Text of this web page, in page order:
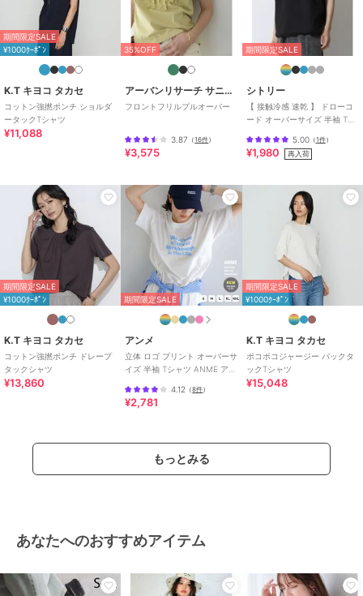
ショップ ケティ
商品カテゴリ トップス ／Tシャツ・カットソ
ー
性別タイプ
レディース
トップス ／Tシャツ・カットソ
ー
カラー
ールグレー
素材
綿100％
商品のお取り扱い方法
お手入れ
手洗い、漂白不可、タンブル乾燥
不可、自然乾燥、アイロン仕上げ
可、ドライ可、ウエットクリーニ
ング可
特徴
/ 洗える /ア
ウトドア/ キャンプ・レジャー /
クルー・
Uネック / ラウンドネック
他衿ぐり
Tシャツ・カットソー
綿100％/無地/UVカット加工
/洗える/ライフスタイル/ア
他衿ぐり
期間限定SALE
¥1000ｸｰﾎﾟﾝ
K.T キヨコ タカセ
コットン強撚ポンチ ショルダ
ータックTシャツ
¥11,088
35%OFF
アーバンリサーチ サニーレーベル
フロントフリルプルオーバー
3.87 （16件）
¥3,575
期間限定SALE
シトリー
【 接触冷感 速乾 】 ドローコ
ード オーバーサイズ 半袖 Tシ
5.00（1件）
¥1,980 再入荷
期間限定SALE
¥1000ｸｰﾎﾟﾝ
K.T キヨコ タカセ
コットン強撚ポンチ ドレープ
タックシャツ
¥13,860
期間限定SALE
アンメ
立体 ロゴ プリント オーバーサ
イズ 半袖 Tシャツ ANME アン
4.12 （8件）
¥2,781
期間限定SALE
¥1000ｸｰﾎﾟﾝ
K.T キヨコ タカセ
ポコポコジャージー バックタ
ックTシャツ
¥15,048
もっとみる
あなたへのおすすめアイテム